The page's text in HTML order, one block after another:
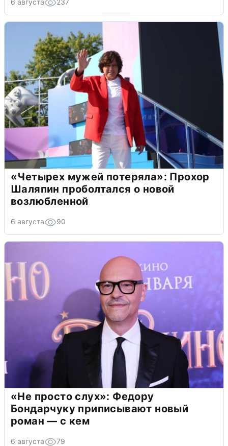
«Четырех мужей потеряла»: Прохор
Шаляпин проболтался о новой
возлюбленной
6 августа 90
«Не просто слух»: Федору
Бондарчуку приписывают новый
роман — с кем
6 августа 79